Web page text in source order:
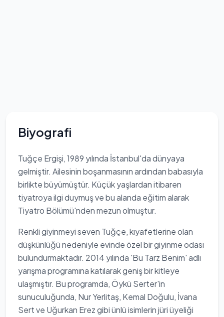
Biyografi
Tuğçe Ergişi, 1989 yılında İstanbul'da dünyaya
gelmiştir. Ailesinin boşanmasının ardından babasıyla
birlikte büyümüştür. Küçük yaşlardan itibaren
tiyatroya ilgi duymuş ve bu alanda eğitim alarak
Tiyatro Bölümü'nden mezun olmuştur.
Renkli giyinmeyi seven Tuğçe, kıyafetlerine olan
düşkünlüğü nedeniyle evinde özel bir giyinme odası
bulundurmaktadır. 2014 yılında 'Bu Tarz Benim' adlı
yarışma programına katılarak geniş bir kitleye
ulaşmıştır. Bu programda, Öykü Serter'in
sunuculuğunda, Nur Yerlitaş, Kemal Doğulu, İvana
Sert ve Uğurkan Erez gibi ünlü isimlerin jüri üyeliği